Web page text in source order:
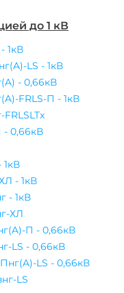
до 1 кВ
1кВ
LS - 1кВ
- 0,66кВ
FRLS-П - 1кВ
FRLSLTx
- 0,66кВ
1кВ
- 1кВ
- 1кВ
ХЛ
П - 0,66кВ
LS - 0,66кВ
LS - 0,66кВ
LS